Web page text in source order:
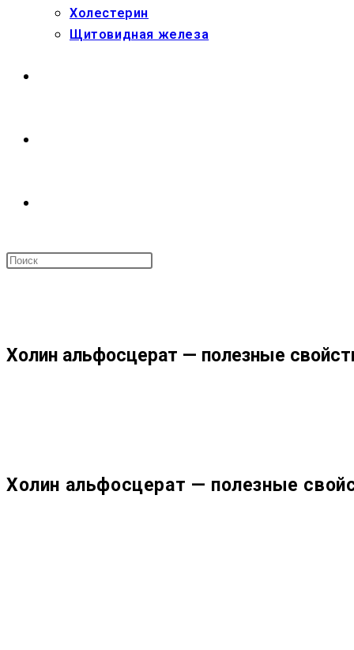
Холестерин
Щитовидная железа
ПОИСК
Холин альфосцерат — полезные
Холин альфосцерат — полезные